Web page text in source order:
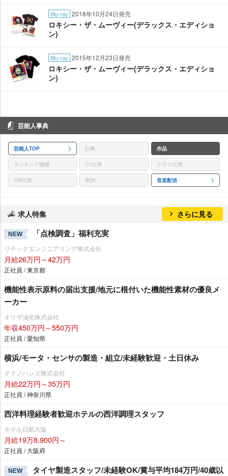
Blu-ray 2018年10月24日発売
ロキシー・ザ・ムーヴィー(デラックス・エディショ
ン)
Blu-ray 2015年12月23日発売
ロキシー・ザ・ムーヴィー(デラックス・エディショ
ン)
芸能人事典
芸能人TOP 記事 作品
ランキング情報 TV出演 ドラマ出演
CM出演 歌詞 音楽配信
求人特集 さらに見る
NEW 「点検調査」福利充実
リテックエンジニアリング株式会社
月給26万円～42万円
正社員 / 東京都
機能性表示原料の届出支援/地元に根付いた機能性素材の優良メ
ーカー
オリザ油化株式会社
年収450万円～550万円
正社員 / 愛知県
横浜/モータ・センサの製造・組立/未経験歓迎・土日休み
テクノハンズ株式会社
月給22万円～35万円
正社員 / 神奈川県
西洋料理経験者歓迎ホテルの西洋調理スタッフ
ホテル日航大阪
月給19万8,900円～
正社員 / 大阪府
NEW
タイヤ製造スタッフ/未経験OK/賞与平均184万円/40歳以